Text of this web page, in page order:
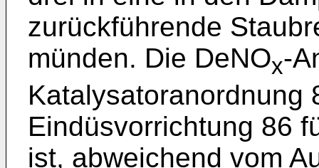
zurückführende
münden. Die DeNOx-
Katalysatoranordnung
Eindüsvorrichtung 86
ist, abweichend vom